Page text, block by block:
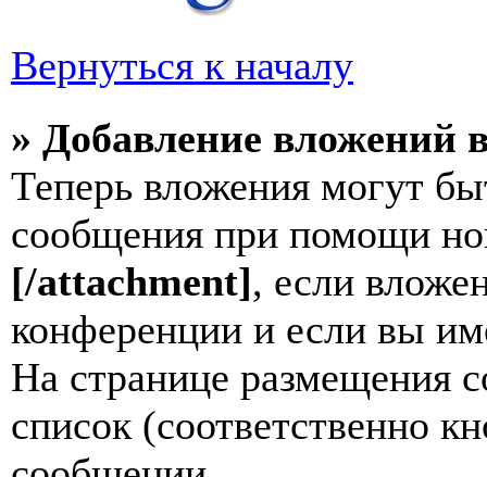
Вернуться к началу
» Добавление вложений
Теперь вложения могут
сообщения при помощи
[/attachment], если
конференции и если вы
На странице размещения
список (соответственно